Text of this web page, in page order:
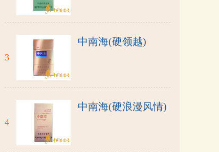
3
中南海(硬领越)
4
中南海(硬浪漫风情)